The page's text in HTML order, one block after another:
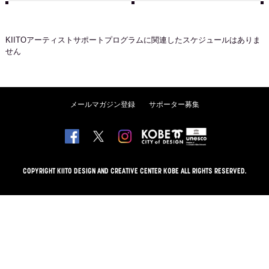
KIITOアーティストサポートプログラムに関連したスケジュールはありま
せん
メールマガジン登録 サポーター募集
COPYRIGHT KIITO DESIGN AND CREATIVE CENTER KOBE ALL RIGHTS RESERVED.